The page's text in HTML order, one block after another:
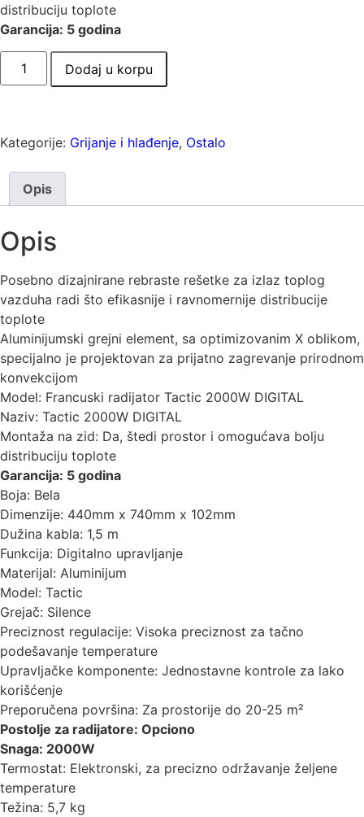
distribuciju toplote
Garancija: 5 godina
Dodaj u korpu
Kategorije: Grijanje i hlađenje, Ostalo
Opis
Opis
Posebno dizajnirane rebraste rešetke za izlaz toplog
vazduha radi što efikasnije i ravnomernije distribucije
toplote
Aluminijumski grejni element, sa optimizovanim X oblikom,
specijalno je projektovan za prijatno zagrevanje prirodnom
konvekcijom
Model: Francuski radijator Tactic 2000W DIGITAL
Naziv: Tactic 2000W DIGITAL
Montaža na zid: Da, štedi prostor i omogućava bolju
distribuciju toplote
Garancija: 5 godina
Boja: Bela
Dimenzije: 440mm x 740mm x 102mm
Dužina kabla: 1,5 m
Funkcija: Digitalno upravljanje
Materijal: Aluminijum
Model: Tactic
Grejač: Silence
Preciznost regulacije: Visoka preciznost za tačno
podešavanje temperature
Upravljačke komponente: Jednostavne kontrole za lako
korišćenje
Preporučena površina: Za prostorije do 20-25 m²
Postolje za radijatore: Opciono
Snaga: 2000W
Termostat: Elektronski, za precizno održavanje željene
temperature
Težina: 5,7 kg